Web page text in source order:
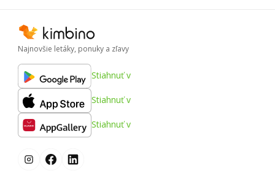
Najnovšie letáky, ponuky a zľavy
Stiahnuť v
Stiahnuť v
Stiahnuť v